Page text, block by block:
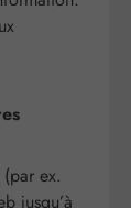
ex.
jusqu’à